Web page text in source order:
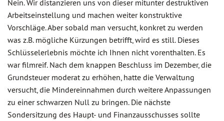
Nein. Wir distanzieren uns von dieser mitunter destruktiven
Arbeitseinstellung und machen weiter konstruktive
Vorschläge. Aber sobald man versucht, konkret zu werden
was z.B. mögliche Kürzungen betrifft, wird es still. Dieses
Schlüsselerlebnis möchte ich Ihnen nicht vorenthalten. Es
war filmreif. Nach dem knappen Beschluss im Dezember, die
Grundsteuer moderat zu erhöhen, hatte die Verwaltung
versucht, die Mindereinnahmen durch weitere Anpassungen
zu einer schwarzen Null zu bringen. Die nächste
Sondersitzung des Haupt- und Finanzausschusses sollte